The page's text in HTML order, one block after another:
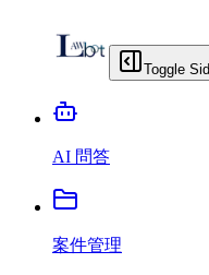
Toggle
AI 問答
案件管理